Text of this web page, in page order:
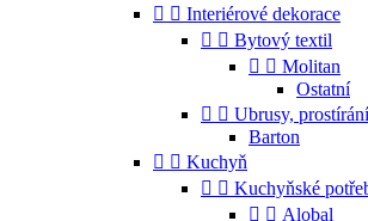
  Interiérové dekorace
  Bytový textil
  Molitan
Ostatní
  Ubrusy, prostírání
Barton
  Kuchyň
  Kuchyňské
  Alobal